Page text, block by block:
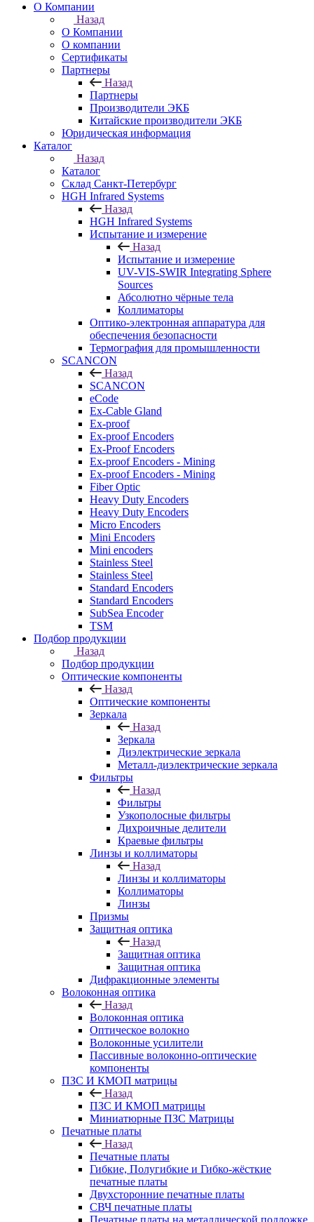
О Компании
Назад
О Компании
О компании
Сертификаты
Партнеры
Назад
Партнеры
Производители ЭКБ
Китайские производители ЭКБ
Юридическая информация
Каталог
Назад
Каталог
Cклад Санкт-Петербург
HGH Infrared Systems
Назад
HGH Infrared Systems
Испытание и измерение
Назад
Испытание и измерение
UV-VIS-SWIR Integrating Sphere
Sources
Абсолютно чёрные тела
Коллиматоры
Оптико-электронная аппаратура для
обеспечения безопасности
Термография для промышленности
SCANCON
Назад
SCANCON
eCode
Ex-Cable Gland
Ex-proof
Ex-proof Encoders
Ex-Proof Encoders
Ex-proof Encoders - Mining
Ex-proof Encoders - Mining
Fiber Optic
Heavy Duty Encoders
Heavy Duty Encoders
Micro Encoders
Mini Encoders
Mini encoders
Stainless Steel
Stainless Steel
Standard Encoders
Standard Encoders
SubSea Encoder
TSM
Подбор продукции
Назад
Подбор продукции
Оптические компоненты
Назад
Оптические компоненты
Зеркала
Назад
Зеркала
Диэлектрические зеркала
Металл-диэлектрические зеркала
Фильтры
Назад
Фильтры
Узкополосные фильтры
Дихроичные делители
Краевые фильтры
Линзы и коллиматоры
Назад
Линзы и коллиматоры
Коллиматоры
Линзы
Призмы
Защитная оптика
Назад
Защитная оптика
Защитная оптика
Дифракционные элементы
Волоконная оптика
Назад
Волоконная оптика
Оптическое волокно
Волоконные усилители
Пассивные волоконно-оптические
компоненты
ПЗС И КМОП матрицы
Назад
ПЗС И КМОП матрицы
Миниатюрные ПЗС Матрицы
Печатные платы
Назад
Печатные платы
Гибкие, Полугибкие и Гибко-жёсткие
печатные платы
Двухсторонние печатные платы
СВЧ печатные платы
Печатные платы на металлической подложке